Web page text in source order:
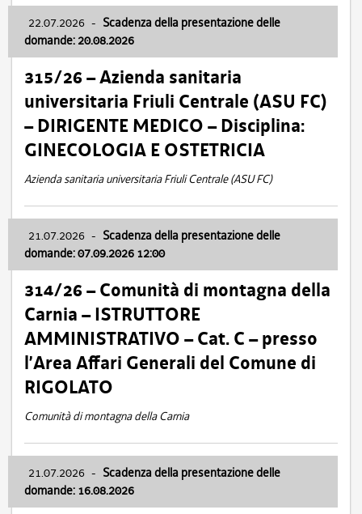
22.07.2026 - Scadenza della presentazione delle
domande: 20.08.2026
315/26 – Azienda sanitaria
universitaria Friuli Centrale (ASU FC)
– DIRIGENTE MEDICO – Disciplina:
GINECOLOGIA E OSTETRICIA
Azienda sanitaria universitaria Friuli Centrale (ASU FC)
21.07.2026 - Scadenza della presentazione delle
domande: 07.09.2026 12:00
314/26 – Comunità di montagna della
Carnia – ISTRUTTORE
AMMINISTRATIVO – Cat. C – presso
l’Area Affari Generali del Comune di
RIGOLATO
Comunità di montagna della Carnia
21.07.2026 - Scadenza della presentazione delle
domande: 16.08.2026